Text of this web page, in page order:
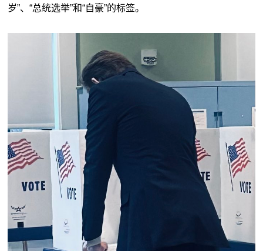
岁”、“总统选举”和“自豪”的标签。